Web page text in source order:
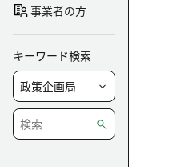
事業者の方
キーワード検索